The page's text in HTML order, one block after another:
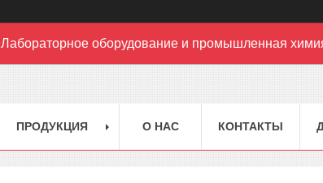
Лабораторное оборудование и промышленная
ПРОДУКЦИЯ О НАС КОНТАКТЫ